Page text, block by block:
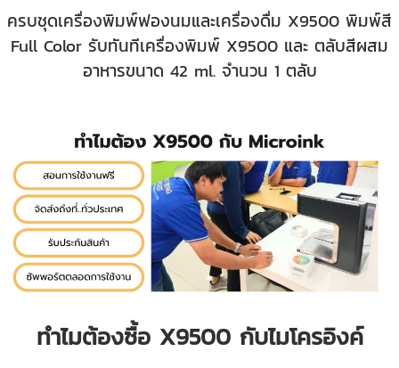
ครบชุดเครื่องพิมพ์ฟองนมและเครื่องดื่ม X9500 พิมพ์สี
Full Color รับทันทีเครื่องพิมพ์ X9500 และ ตลับสีผสม
อาหารขนาด 42 ml. จำนวน 1 ตลับ
ทำไมต้องซื้อ X9500 กับไมโครอิงค์